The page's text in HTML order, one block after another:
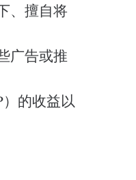
、擅自将
广告或推
的收益以